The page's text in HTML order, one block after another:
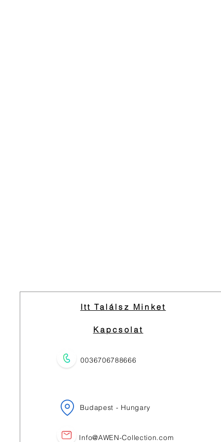
Itt Találsz Minket
Kapcsolat
0036706788666
Budapest - Hungary
Info@AWEN-Collection.com